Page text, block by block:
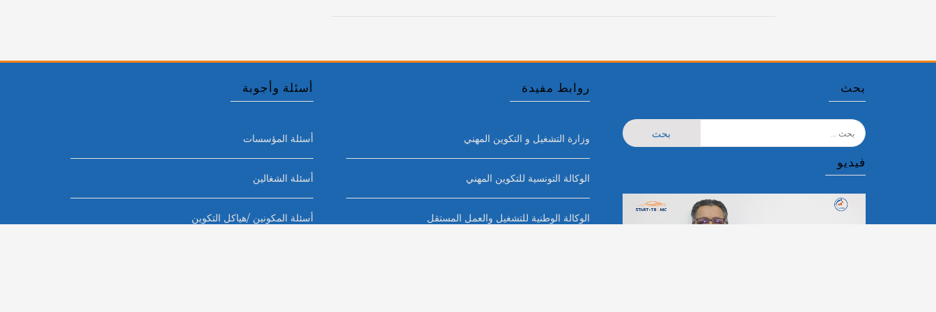
أسئلة وأجوبة
أسئلة المؤسسات
أسئلة الشغالين
أسئلة المكونين /هياكل التكوين
روابط مفيدة
وزارة التشغيل و التكوين المهني
الوكالة التونسية للتكوين المهني
الوكالة الوطنية للتشغيل والعمل المستقل
بحث
البحث
عن:
فيديو
مشغل
الفيديو